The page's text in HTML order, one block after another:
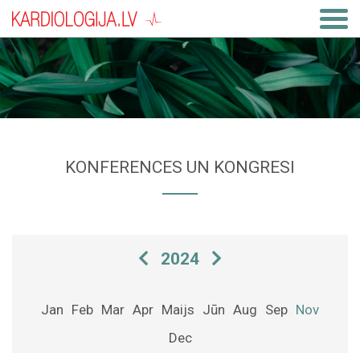
KONFERENCES UN KONGRESI
2024
Jan Feb Mar Apr Maijs Jūn Aug Sep Nov
Dec